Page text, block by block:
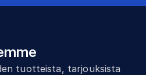
tuotteista, tarjouksista